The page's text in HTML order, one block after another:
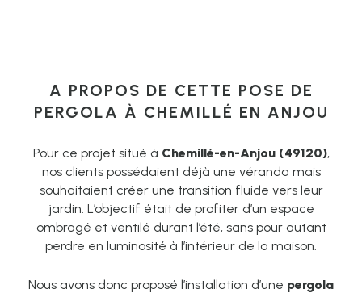
A PROPOS DE CETTE POSE DE
PERGOLA À CHEMILLÉ EN ANJOU
Pour ce projet situé à Chemillé-en-Anjou (49120),
nos clients possédaient déjà une véranda mais
souhaitaient créer une transition fluide vers leur
jardin. L’objectif était de profiter d’un espace
ombragé et ventilé durant l’été, sans pour autant
perdre en luminosité à l’intérieur de la maison.
Nous avons donc proposé l’installation d’une pergola